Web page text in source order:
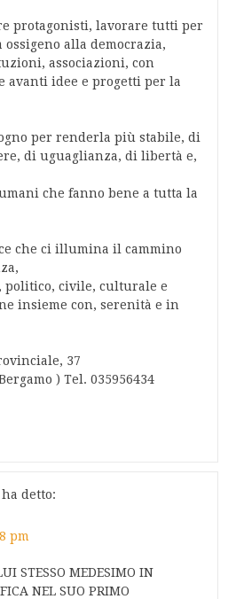
protagonisti, lavorare tutti per
alla democrazia,
associazioni, con
avanti idee e progetti per la
per renderla più stabile, di
di uguaglianza, di libertà e,
che fanno bene a tutta la
che ci illumina il cammino
civile, culturale e
insieme con, serenità e in
37
) Tel. 035956434
ha detto:
pm
STESSO MEDESIMO IN
NEL SUO PRIMO